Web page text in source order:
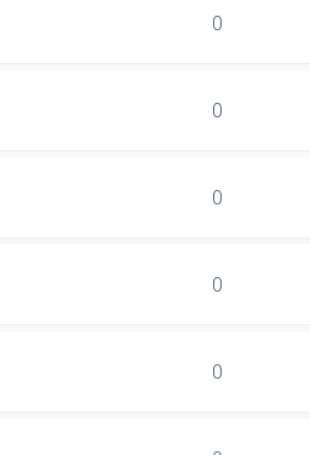
0
0
0
0
0